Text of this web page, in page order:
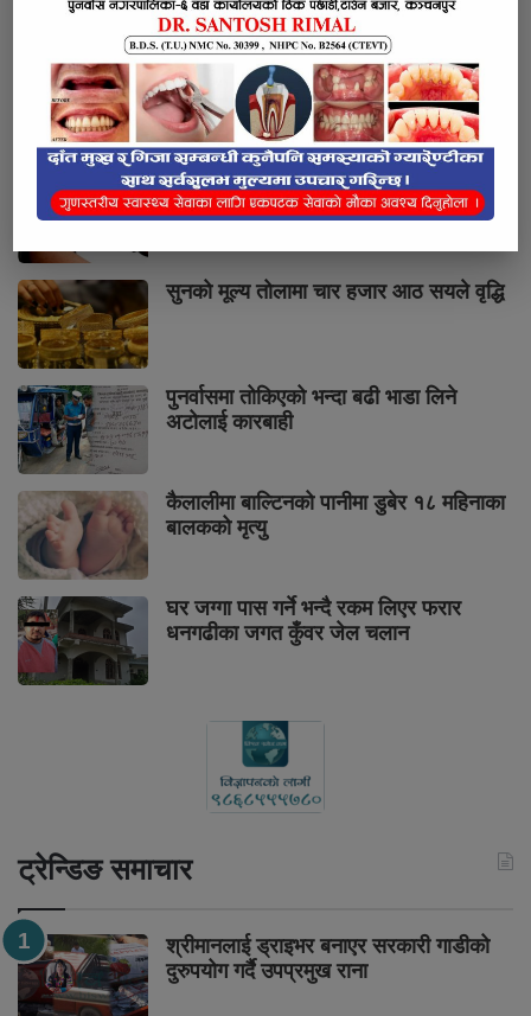
भर्खरै लोकप्रिय प्रतिक्रियाहरु
पुनर्वासबाट लागुऔषधसहित चार जना पक्राउ
सुनको मूल्य तोलामा चार हजार आठ सयले वृद्धि
पुनर्वासमा तोकिएको भन्दा बढी भाडा लिने
अटोलाई कारबाही
कैलालीमा बाल्टिनको पानीमा डुबेर १८ महिनाका
बालकको मृत्यु
घर जग्गा पास गर्ने भन्दै रकम लिएर फरार
धनगढीका जगत कुँवर जेल चलान
ट्रेन्डिङ समाचार
श्रीमानलाई ड्राइभर बनाएर सरकारी गाडीको
दुरुपयोग गर्दै उपप्रमुख राना